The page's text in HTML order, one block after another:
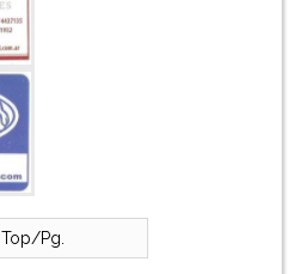
Top/Pg.